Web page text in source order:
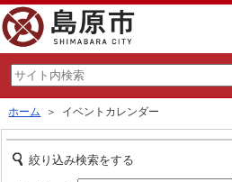
ホーム ＞ イベントカレンダー
絞り込み検索をする